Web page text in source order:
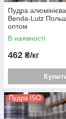
Пудра
Benda-Lutz
оптом
В наявності
462 ₴/кг
Пудра ISO